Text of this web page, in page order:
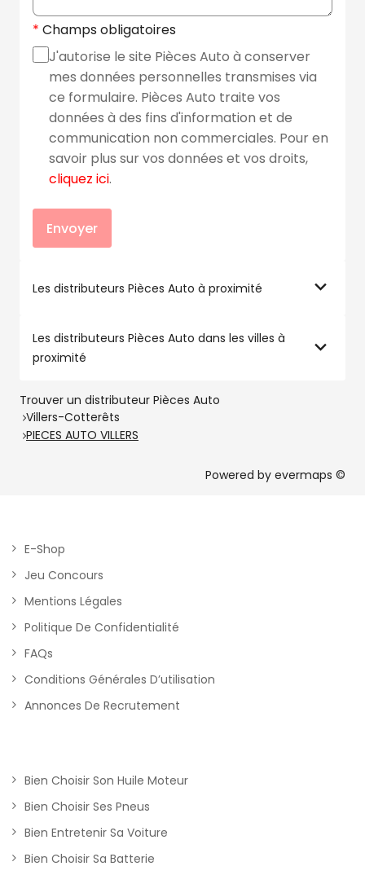
Champs obligatoires
J'autorise le site Pièces Auto à conserver
mes données personnelles transmises via
ce formulaire. Pièces Auto traite vos
données à des fins d'information et de
communication non commerciales. Pour en
savoir plus sur vos données et vos droits,
cliquez ici.
Envoyer
Les distributeurs Pièces Auto à proximité
Les distributeurs Pièces Auto dans les villes à
proximité
Trouver un distributeur Pièces Auto
Villers-Cotterêts
PIECES AUTO VILLERS
Powered by evermaps ©
E-Shop
Jeu Concours
Mentions Légales
Politique De Confidentialité
FAQs
Conditions Générales D’utilisation
Annonces De Recrutement
Bien Choisir Son Huile Moteur
Bien Choisir Ses Pneus
Bien Entretenir Sa Voiture
Bien Choisir Sa Batterie